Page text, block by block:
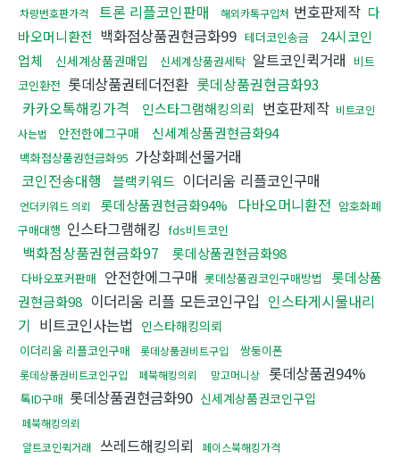
차량번호판가격 트론 리플코인판매 해외카톡구입처 번호판제작 다
바오머니환전 백화점상품권현금화99 테더코인송금
24시코인
업체
신세계상품권매입 신세계상품권세탁 알트코인퀵거래 비트
코인환전 롯데상품권테더전환 롯데상품권현금화93
카카오톡해킹가격
인스타그램해킹의뢰 번호판제작 비트코인
사는법
안전한에그구매 신세계상품권현금화94
백화점상품권현금화95 가상화폐선물거래
코인전송대행
블랙키워드 이더리움 리플코인구매
언더키워드 의뢰 롯데상품권현금화94% 다바오머니환전 암호화폐
구매대행 인스타그램해킹 fds비트코인
백화점상품권현금화97 롯데상품권현금화98
다바오포커판매 안전한에그구매 롯데상품권코인구매방법
롯데상품
권현금화98 이더리움 리플 모든코인구입 인스타게시물내리
기 비트코인사는법 인스타해킹의뢰
이더리움 리플코인구매 롯데상품권비트구입 쌍둥이폰
롯데상품권비트코인구입 페북해킹의뢰 망고머니상 롯데상품권94%
톡ID구매 롯데상품권현금화90 신세계상품권코인구입
페북해킹의뢰
알트코인퀵거래 쓰레드해킹의뢰 페이스북해킹가격